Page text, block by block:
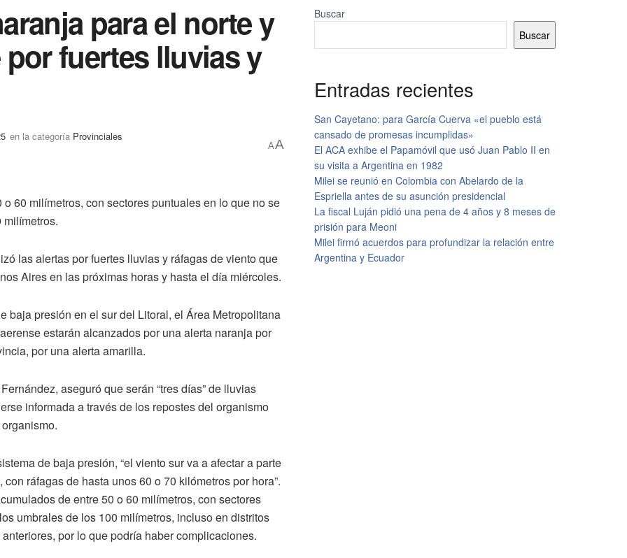
para el norte y
fuertes lluvias y
en la categoría Provinciales
AA
60 milímetros, con sectores puntuales en lo que no se
las alertas por fuertes lluvias y ráfagas de viento que
Aires en las próximas horas y hasta el día miércoles.
baja presión en el sur del Litoral, el Área Metropolitana
estarán alcanzados por una alerta naranja por
por una alerta amarilla.
aseguró que serán “tres días” de lluvias
informada a través de los repostes del organismo
de baja presión, “el viento sur va a afectar a parte
ráfagas de hasta unos 60 o 70 kilómetros por hora”.
de entre 50 o 60 milímetros, con sectores
umbrales de los 100 milímetros, incluso en distritos
por lo que podría haber complicaciones.
Buscar
Buscar
Entradas recientes
San Cayetano: para García Cuerva «el pueblo está
cansado de promesas incumplidas»
El ACA exhibe el Papamóvil que usó Juan Pablo II en
su visita a Argentina en 1982
Milei se reunió en Colombia con Abelardo de la
Espriella antes de su asunción presidencial
La fiscal Luján pidió una pena de 4 años y 8 meses de
prisión para Meoni
Milei firmó acuerdos para profundizar la relación entre
Argentina y Ecuador